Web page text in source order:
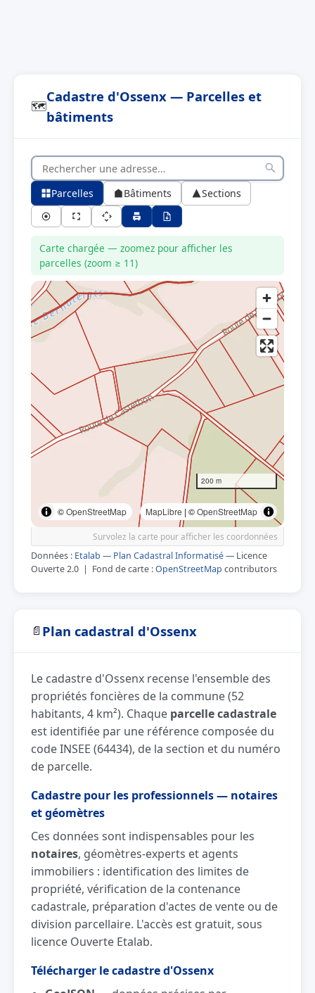
🗺
Cadastre d'Ossenx — Parcelles et
bâtiments
Parcelles Bâtiments Sections
Carte chargée — zoomez pour afficher les
parcelles (zoom ≥ 11)
©OpenStreetMap
200 m
MapLibre | ©OpenStreetMap
Survolez la carte pour afficher les coordonnées
Données : Etalab — Plan Cadastral Informatisé— Licence
Ouverte 2.0 | Fond de carte :OpenStreetMap contributors
📄 Plan cadastral d'Ossenx
Le cadastre d'Ossenx recense l'ensemble des
propriétés foncières de la commune (52
habitants, 4 km²). Chaque parcelle cadastrale
est identifiée par une référence composée du
code INSEE (64434), de la section et du numéro
de parcelle.
Cadastre pour les professionnels — notaires
et géomètres
Ces données sont indispensables pour les
notaires, géomètres-experts et agents
immobiliers : identification des limites de
propriété, vérification de la contenance
cadastrale, préparation d'actes de vente ou de
division parcellaire. L'accès est gratuit, sous
licence Ouverte Etalab.
Télécharger le cadastre d'Ossenx